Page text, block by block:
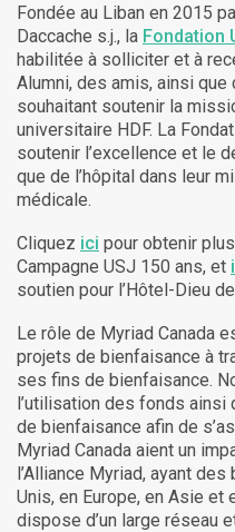
Fondée au Liban en 2015
Daccache s.j., la Fondation
habilitée à solliciter et à
Alumni, des amis, ainsi
souhaitant soutenir la
universitaire HDF. La
soutenir l’excellence et le
que de l’hôpital dans leur
médicale.
Cliquez ici pour obtenir
Campagne USJ 150 ans, et
soutien pour l’Hôtel-Dieu
Le rôle de Myriad Canada
projets de bienfaisance à
ses fins de bienfaisance.
l’utilisation des fonds
de bienfaisance afin de
Myriad Canada aient un
l’Alliance Myriad, ayant des
Unis, en Europe, en Asie et
dispose d’un large réseau